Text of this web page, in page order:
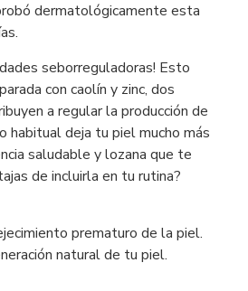
dermatológicamente esta
seborreguladoras! Esto
con caolín y zinc, dos
a regular la producción de
habitual deja tu piel mucho más
saludable y lozana que te
de incluirla en tu rutina?
prematuro de la piel.
natural de tu piel.